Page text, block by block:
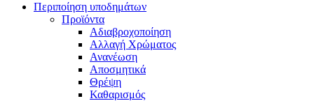
Περιποίηση υποδημάτων
Προϊόντα
Αδιαβροχοποίηση
Αλλαγή Χρώματος
Ανανέωση
Αποσμητικά
Θρέψη
Καθαρισμός